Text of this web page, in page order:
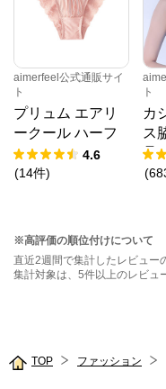
aimerfeel公式通販サイ
ト
プリュム エアリ
ークール ハーフ
バックショーツ
4.6
(14件)
ト
カ
ス
品
(
※高評価の順位付けについて
直近2週間で集計したレビュー
集計対象は、5件以上のレビュ
TOP ファッション